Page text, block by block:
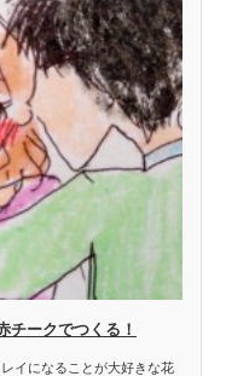
チークでつくる！
イになることが大好きな花